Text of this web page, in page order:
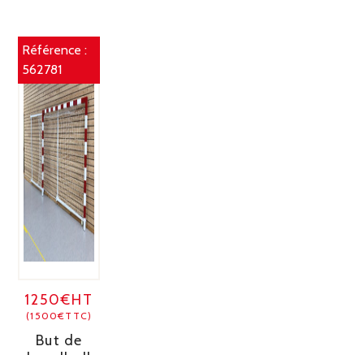
Référence :
562781
1250€HT
(1500€TTC)
But de